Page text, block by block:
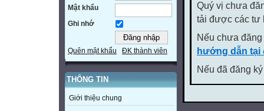
Mật khẩu
Ghi nhớ
Quên mật khẩu ĐK thành viên
THÔNG TIN
Giới thiệu chung
Quý vị chưa
tải được các tư
Nếu chưa
hướng dẫn tại
Nếu đã đăng